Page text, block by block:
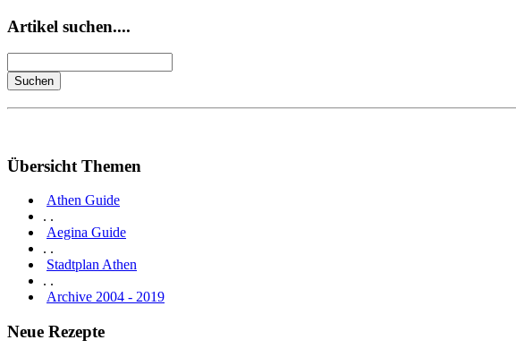
Artikel suchen....
Übersicht Themen
Athen Guide
. .
Aegina Guide
. .
Stadtplan Athen
. .
Archive 2004 - 2019
Neue Rezepte